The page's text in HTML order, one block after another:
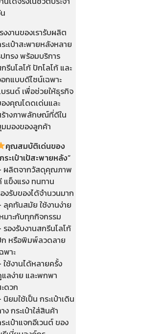
งงานของเรารับผลิต
ะเป๋าสะพายหลังหลาย
ทรง พร้อมบริการ
รีนโลโก้ ปักโลโก้ และ
กแบบดีไซน์เฉพาะ
รนด์ เพื่อช่วยให้ธุรกิจ
งคุณโดดเด่นและ
างภาพลักษณ์ที่ดีใน
มองของลูกค้า
คุณสมบัติเด่นของ
ระเป๋าเป้สะพายหลัง”
ผลิตจากวัสดุคุณภาพ
แข็งแรง ทนทาน
งรับของได้จำนวนมาก
ลุคทันสมัย ใช้งานง่าย
มาะกับทุกกิจกรรม
รองรับงานสกรีนโลโก้
หรือพิมพ์ลวดลาย
พาะ
ใช้งานได้หลายครั้ง
ลง่าย และพกพา
ดวก
นิยมใช้เป็น กระเป๋าเดิน
ง กระเป๋าใส่สินค้า
ะเป๋าแจกอีเวนต์ ของ